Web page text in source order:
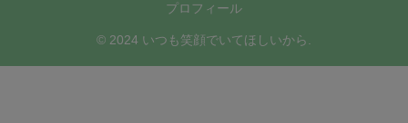
プロフィール
© 2024 いつも笑顔でいてほしいから.